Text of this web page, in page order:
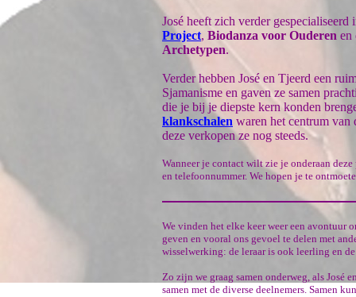
José heeft zich verder gespecialiseerd
Project, Biodanza voor Ouderen en
Archetypen.
Verder hebben José en Tjeerd een
Sjamanisme en gaven ze samen
die je bij je diepste kern konden
klankschalen waren het centrum van
deze verkopen ze nog steeds.
Wanneer je contact wilt zie je onderaan deze
en telefoonnummer. We hopen je te
We vinden het elke keer weer een avontuur
geven en vooral ons gevoel te delen met
wisselwerking: de leraar is ook leerling en
Zo zijn we graag samen onderweg, als José
samen met de diverse deelnemers. Samen